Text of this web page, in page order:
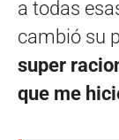
a todas
cambió su
super
que me